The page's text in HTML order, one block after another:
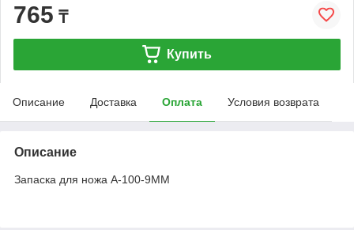
765 ₸
Купить
Описание Доставка Оплата Условия возврата
Описание
Запаска для ножа A-100-9MM